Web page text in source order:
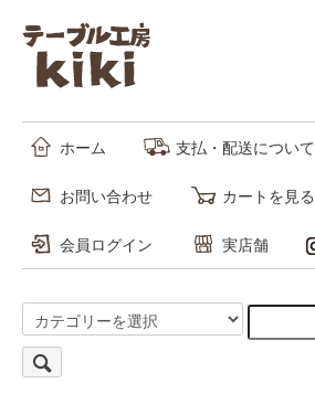
ホーム 支払・配送について
お問い合わせ カートを見る
会員ログイン 実店舗